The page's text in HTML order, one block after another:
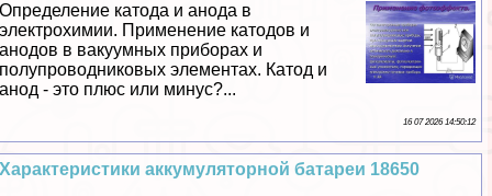
Определение катода и анода в
электрохимии. Применение катодов и
анодов в вакуумных приборах и
полупроводниковых элементах. Катод и
анод - это плюс или минус?...
16 07 2026 14:50:12
Хаpaктеристики аккумуляторной батареи 18650